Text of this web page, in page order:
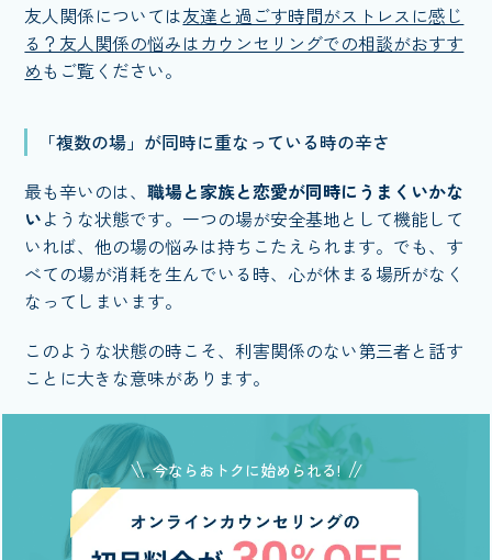
友人関係については友達と過ごす時間がストレスに感じ
る？友人関係の悩みはカウンセリングでの相談がおすす
めもご覧ください。
「複数の場」が同時に重なっている時の辛さ
最も辛いのは、職場と家族と恋愛が同時にうまくいかな
いような状態です。一つの場が安全基地として機能して
いれば、他の場の悩みは持ちこたえられます。でも、す
べての場が消耗を生んでいる時、心が休まる場所がなく
なってしまいます。
このような状態の時こそ、利害関係のない第三者と話す
ことに大きな意味があります。
今ならおトクに始められる!